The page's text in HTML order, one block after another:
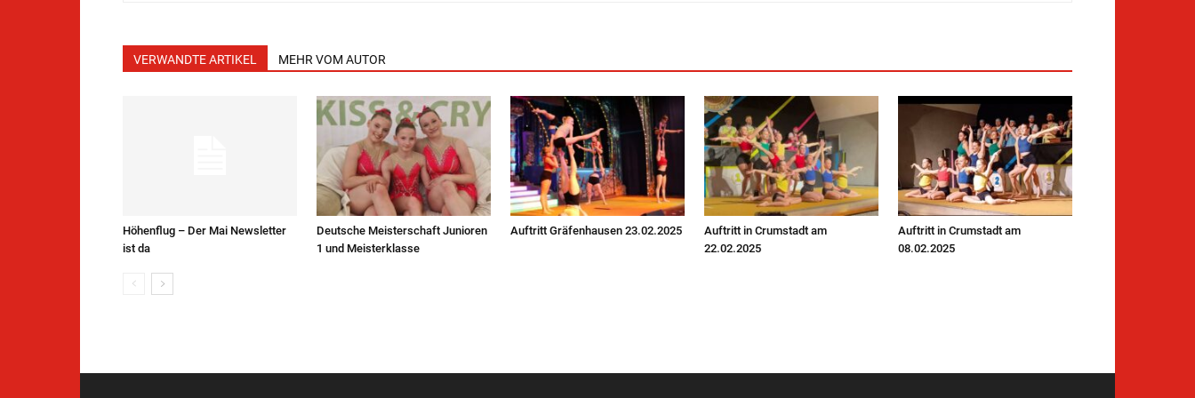
VERWANDTE ARTIKEL MEHR VOM AUTOR
Höhenflug – Der Mai Newsletter
ist da
Deutsche Meisterschaft Junioren
1 und Meisterklasse
Auftritt Gräfenhausen 23.02.2025
Auftritt in Crumstadt am
22.02.2025
Auftritt in Crumstadt am
08.02.2025